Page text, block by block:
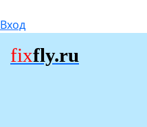
Вход
fixfly.ru